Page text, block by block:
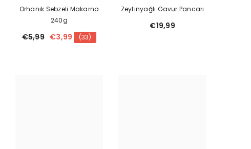
Orhanik Sebzeli Makarna
240g
€5,99 €3,99 (33)
Zeytinyağlı Gavur Pancarı
€19,99